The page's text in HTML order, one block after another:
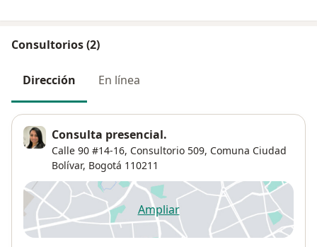
Consultorios (2)
Dirección En línea
Consulta presencial.
Calle 90 #14-16, Consultorio 509, Comuna Ciudad
Bolívar, Bogotá 110211
Ampliarse abre en una nueva